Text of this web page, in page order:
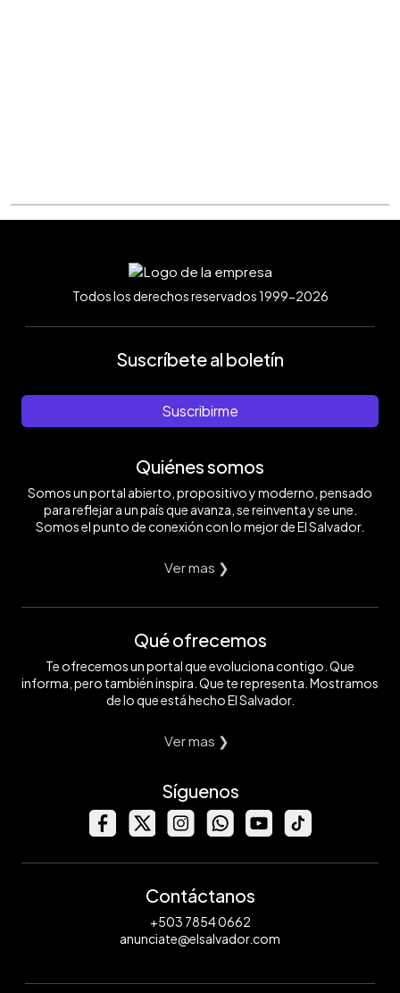
Todos los derechos reservados 1999-2026
Suscríbete al boletín
Suscribirme
Quiénes somos
Somos un portal abierto, propositivo y moderno, pensado
para reflejar a un país que avanza, se reinventa y se une.
Somos el punto de conexión con lo mejor de El Salvador.
Ver mas ❯
Qué ofrecemos
Te ofrecemos un portal que evoluciona contigo. Que
informa, pero también inspira. Que te representa. Mostramos
de lo que está hecho El Salvador.
Ver mas ❯
Síguenos
Contáctanos
+503 7854 0662
anunciate@elsalvador.com